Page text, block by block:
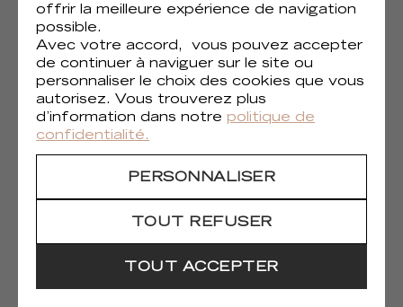
Liberté chromatique (1)
offrir la meilleure expérience de navigation
possible.
Avec votre accord, vous pouvez accepter
de continuer à naviguer sur le site ou
personnaliser le choix des cookies que vous
autorisez. Vous trouverez plus
d’information dans notre politique de
confidentialité.
PERSONNALISER
TOUT REFUSER
TOUT ACCEPTER